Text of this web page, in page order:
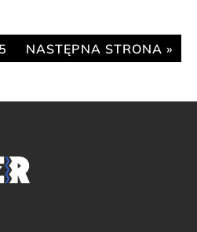
5 NASTĘPNA STRONA »